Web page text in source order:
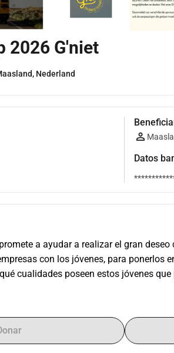
2026 G'niet
Nederland
Datos
a ayudar a realizar el gran
con los jóvenes, para ponerlos
cualidades poseen estos jóvenes